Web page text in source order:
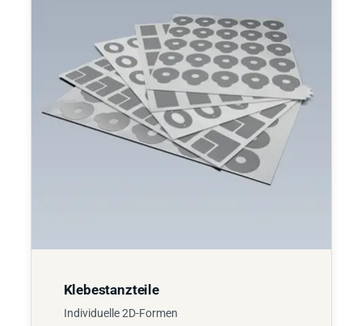
Klebestanzteile
Individuelle 2D-Formen